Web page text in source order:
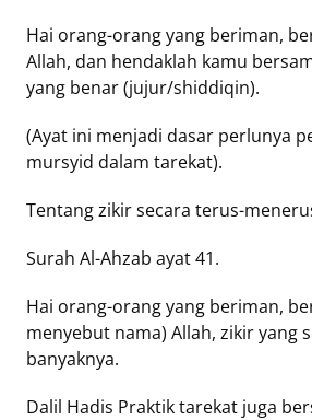
Hai orang-orang yang beriman,
Allah, dan hendaklah kamu
yang benar (jujur/shiddiqin).
(Ayat ini menjadi dasar perlunya
mursyid dalam tarekat).
Tentang zikir secara terus-
Surah Al-Ahzab ayat 41.
Hai orang-orang yang beriman,
menyebut nama) Allah, zikir yang
banyaknya.
Dalil Hadis Praktik tarekat juga